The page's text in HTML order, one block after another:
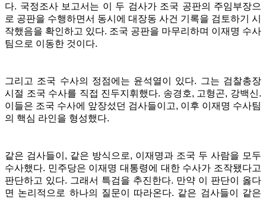
다. 국정조사 보고서는 이 두 검사가 조국 공판의 주임부장으
로 공판을 수행하면서 동시에 대장동 사건 기록을 검토하기 시
작했음을 확인하고 있다. 조국 공판을 마무리하며 이재명 수사
팀으로 이동한 것이다.
그리고 조국 수사의 정점에는 윤석열이 있다. 그는 검찰총장
시절 조국 수사를 직접 진두지휘했다. 송경호, 고형곤, 강백신.
이들은 조국 수사에 앞장섰던 검사들이고, 이후 이재명 수사팀
의 핵심 라인을 형성했다.
같은 검사들이, 같은 방식으로, 이재명과 조국 두 사람을 모두
수사했다. 민주당은 이재명 대통령에 대한 수사가 조작됐다고
판단하고 있다. 그래서 특검을 추진한다. 만약 이 판단이 옳다
면 논리적으로 하나의 질문이 따라온다. 같은 검사들이 같은